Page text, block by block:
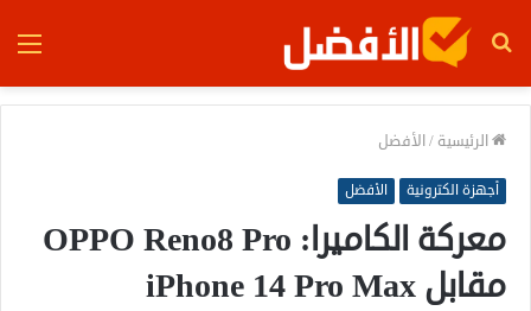
بحث
الرئيسية /الأفضل
أجهزة الكترونية الأفضل
معركة الكاميرا: OPPO Reno8 Pro
مقابل iPhone 14 Pro Max